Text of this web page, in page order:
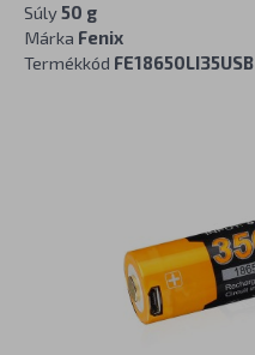
Súly50 g
Márka Fenix
Termékkód FE18650LI35USB